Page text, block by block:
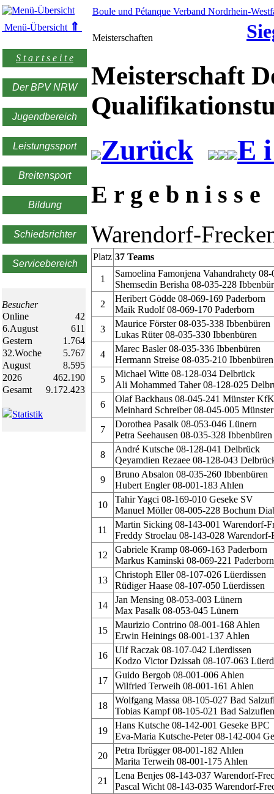
Menü-Übersicht ⇑
S t a r t s e i t e
Der BPV NRW
Jugendbereich
Leistungssport
Breitensport
Bildung
Schiedsrichter
Servicebereich
Besucher
Online
42
6.August
611
Gestern
1.764
32.Woche
5.767
August
8.595
2026
462.190
Gesamt
9.172.423
Statistik
Boule und Pétanque Verband Nordrhein-
Meisterschaften
Meisterschaft
Zurück E
E r g e b n i s s
Warendorf-
Platz 37 Teams
1
Samoelina Famonjena Vahandrahety
Shemsedin Berisha 08-035-228
2
Heribert Gödde 08-069-169 Paderborn
Maik Rudolf 08-069-170 Paderborn
3
Maurice Förster 08-035-338 Ibbenbüren
Lukas Rüter 08-035-330 Ibbenbüren
4
Marec Basler 08-035-336 Ibbenbüren
Hermann Streise 08-035-210 Ibbenbüren
5
Michael Witte 08-128-034 Delbrück
Ali Mohammed Taher 08-128-025
6
Olaf Backhaus 08-045-241 Münster KfK
Meinhard Schreiber 08-045-005
7
Dorothea Pasalk 08-053-046 Lünern
Petra Seehausen 08-035-328 Ibbenbüren
8
André Kutsche 08-128-041 Delbrück
Qeyamdien Rezaee 08-128-043
9
Bruno Absalon 08-035-260 Ibbenbüren
Hubert Engler 08-001-183 Ahlen
10
Tahir Yagci 08-169-010 Geseke SV
Manuel Möller 08-005-228 Bochum
11
Martin Sicking 08-143-001 Warendorf-
Freddy Stroelau 08-143-028 Warendorf-
12
Gabriele Kramp 08-069-163 Paderborn
Markus Kaminski 08-069-221 Paderborn
13
Christoph Eller 08-107-026 Lüerdissen
Rüdiger Haase 08-107-050 Lüerdissen
14
Jan Mensing 08-053-003 Lünern
Max Pasalk 08-053-045 Lünern
15
Maurizio Contrino 08-001-168 Ahlen
Erwin Heinings 08-001-137 Ahlen
16
Ulf Raczak 08-107-042 Lüerdissen
Kodzo Victor Dzissah 08-107-063
17
Guido Bergob 08-001-006 Ahlen
Wilfried Terweih 08-001-161 Ahlen
18
Wolfgang Massa 08-105-027 Bad
Tobias Kampf 08-105-021 Bad Salzuflen
19
Hans Kutsche 08-142-001 Geseke BPC
Eva-Maria Kutsche-Peter 08-142-004
20
Petra Ibrügger 08-001-182 Ahlen
Marita Terweih 08-001-175 Ahlen
21
Lena Benjes 08-143-037 Warendorf-
Pascal Wicht 08-143-035 Warendorf-